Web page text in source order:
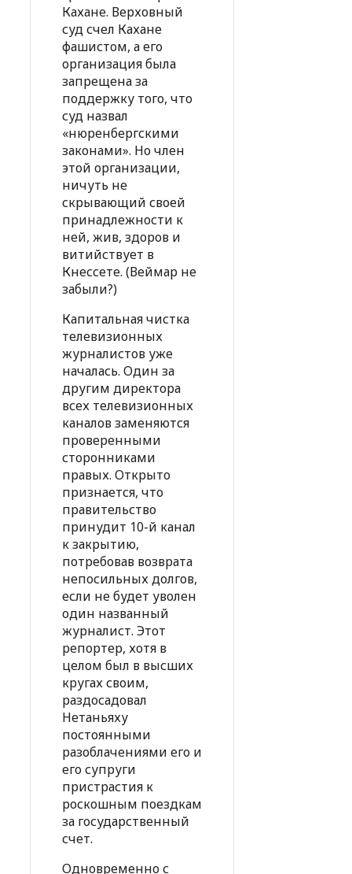
Кахане. Верховный
суд счел Кахане
фашистом, а его
организация была
запрещена за
поддержку того, что
суд назвал
«нюренбергскими
законами». Но член
этой организации,
ничуть не
скрывающий своей
принадлежности к
ней, жив, здоров и
витийствует в
Кнессете. (Веймар не
забыли?)
Капитальная чистка
телевизионных
журналистов уже
началась. Один за
другим директора
всех телевизионных
каналов заменяются
проверенными
сторонниками
правых. Открыто
признается, что
правительство
принудит 10-й канал
к закрытию,
потребовав возврата
непосильных долгов,
если не будет уволен
один названный
журналист. Этот
репортер, хотя в
целом был в высших
кругах своим,
раздосадовал
Нетаньяху
постоянными
разоблачениями его и
его супруги
пристрастия к
роскошным поездкам
за государственный
счет.
Одновременно с